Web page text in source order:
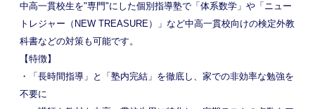
中高一貫校生を"専門"にした個別指導塾で「体系数学」や「ニュー
トレジャー（NEW TREASURE）」など中高一貫校向けの検定外教
科書などの対策も可能です。
【特徴】
・「長時間指導」と「塾内完結」を徹底し、家での非効率な勉強を
不要に